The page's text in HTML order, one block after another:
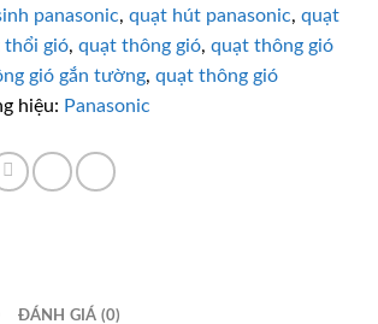
panasonic, quạt hút panasonic, quạt
thổi gió, quạt thông gió, quạt thông gió
gió gắn tường, quạt thông gió
hiệu: Panasonic
ĐÁNH GIÁ (0)